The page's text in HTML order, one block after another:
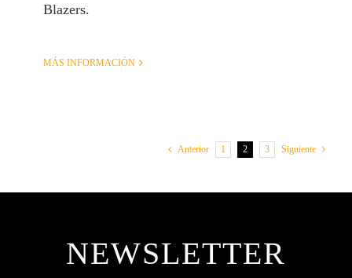
Blazers.
MÁS INFORMACIÓN
Anterior 1 2 3 Siguiente
NEWSLETTER